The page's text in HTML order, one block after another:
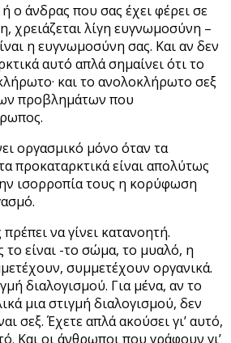
ο άνδρας που σας έχει φέρει σε
χρειάζεται λίγη ευγνωμοσύνη –
η ευγνωμοσύνη σας. Και αν δεν
αυτό απλά σημαίνει ότι το
και το ανολοκλήρωτο σεξ
προβλημάτων που
οργασμικό μόνο όταν τα
προκαταρκτικά είναι απολύτως
ισορροπία τους η κορύφωση
να γίνει κατανοητή.
το είναι -το σώμα, το μυαλό, η
συμμετέχουν οργανικά.
διαλογισμού. Για μένα, αν το
μια στιγμή διαλογισμού, δεν
σεξ. Έχετε απλά ακούσει γι’ αυτό,
Και οι άνθρωποι που γράφουν γι’